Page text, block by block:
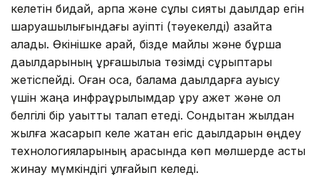
келетін бидай, арпа және сұлы сияқты дақылдар егін
шаруашылығындағы қауіпті (тәуекелді) азайта
алады. Өкінішке қарай, бізде майлы және бұршақ
дақылдарының құрғақшылыққа төзімді сұрыптары
жетіспейді. Оған қоса, балама дақылдарға ауысу
үшін жаңа инфрақұрылымдар құру қажет және ол
белгілі бір уақытты талап етеді. Сондықтан жылдан
жылға жақсарып келе жатқан егіс дақылдарын өңдеу
технологияларының арқасында көп мөлшерде астық
жинау мүмкіндігі ұлғайып келеді.